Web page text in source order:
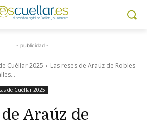
- publicidad -
Cuéllar 2025
Las reses de Araúz de Robles
de Cuéllar 2025
Araúz de